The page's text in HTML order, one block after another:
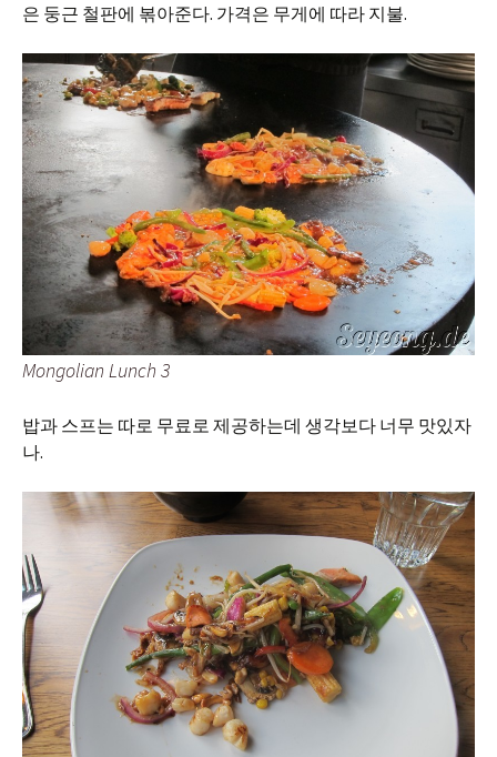
은 둥근 철판에 볶아준다. 가격은 무게에 따라 지불.
Mongolian Lunch 3
밥과 스프는 따로 무료로 제공하는데 생각보다 너무 맛있자
나.